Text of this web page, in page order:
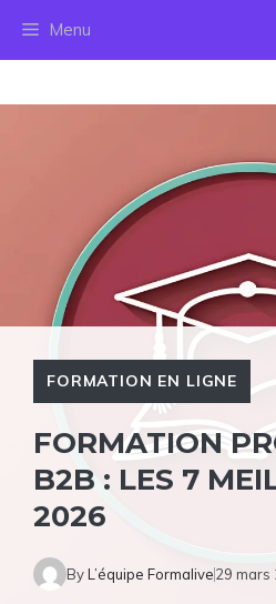
Menu
FORMATION EN LIGNE
FORMATION
B2B : LES 7
2026
ByL’équipe Formalive29 mars